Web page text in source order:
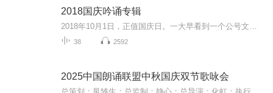
2018国庆吟诵专辑
38 2592
2025中国朗诵联盟中秋国庆双节歌咏会